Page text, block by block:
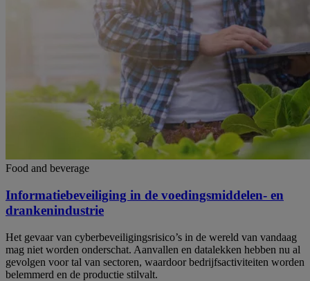
Food and beverage
Informatiebeveiliging in de voedingsmiddelen- en
drankenindustrie
Het gevaar van cyberbeveiligingsrisico’s in de wereld van vandaag
mag niet worden onderschat. Aanvallen en datalekken hebben nu al
gevolgen voor tal van sectoren, waardoor bedrijfsactiviteiten worden
belemmerd en de productie stilvalt.